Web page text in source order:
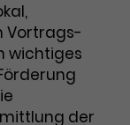
Anzahl
aus der sie
Vortrags-
wichtiges
der